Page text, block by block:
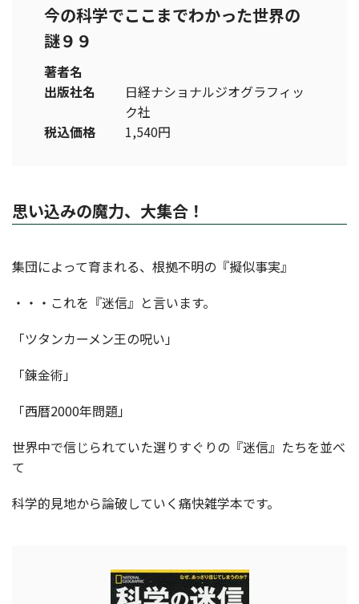
今の科学でここまでわかった世界の
謎９９
著者名
出版社名
日経ナショナルジオグラフィッ
ク社
税込価格
1,540円
思い込みの魔力、大集合！
集団によって育まれる、根拠不明の『擬似事実』
・・・これを『迷信』と言います。
「ツタンカーメン王の呪い」
「錬金術」
「西暦2000年問題」
世界中で信じられていた選りすぐりの『迷信』たちを並べ
て
科学的見地から論破していく痛快雑学本です。